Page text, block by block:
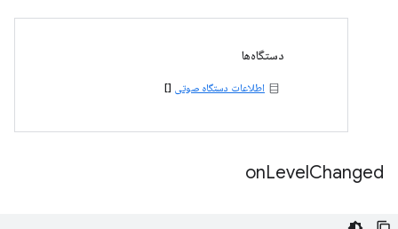
دستگاه‌ها
اطلاعات دستگاه صوتی []
onLevelChanged